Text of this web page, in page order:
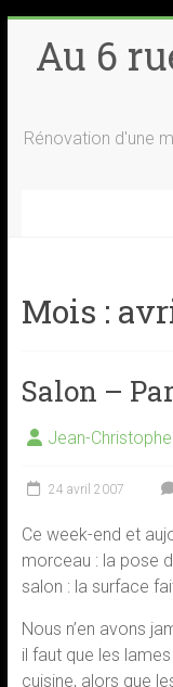
content
Au 6
Rénovation d'une
Mois :
Salon –
Jean-Christophe
24 avril 2007
Ce week-end et
morceau : la pose
salon : la surface
Nous n’en avons
il faut que les
cuisine, alors que